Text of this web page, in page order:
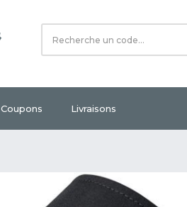
Coupons Livraisons